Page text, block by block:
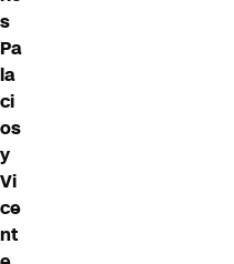
s
Pa
la
ci
os
y
Vi
ce
nt